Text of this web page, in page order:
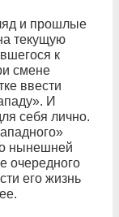
и прошлые
текущую
к
смене
ввести
И
себя лично.
нынешней
очередного
его жизнь